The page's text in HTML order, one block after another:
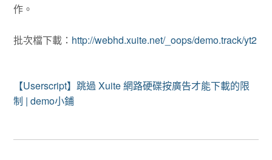
作。
批次檔下載： http://webhd.xuite.net/_oops/demo.track/yt2
【Userscript】跳過 Xuite 網路硬碟按廣告才能下載的限
制 | demo小鋪